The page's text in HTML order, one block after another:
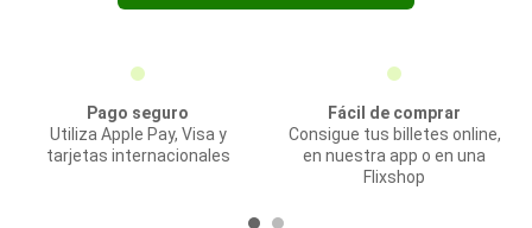
Pago seguro
Utiliza Apple Pay, Visa y
tarjetas internacionales
Fácil de comprar
Consigue tus billetes online,
en nuestra app o en una
Flixshop